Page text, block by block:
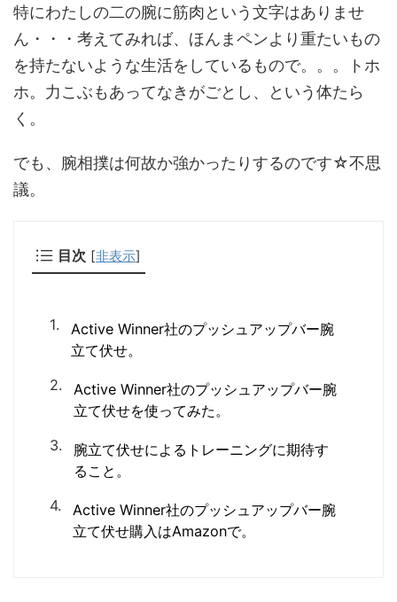
特にわたしの二の腕に筋肉という文字はありませ
ん・・・考えてみれば、ほんまペンより重たいもの
を持たないような生活をしているもので。。。トホ
ホ。力こぶもあってなきがごとし、という体たら
く。
でも、腕相撲は何故か強かったりするのです☆不思
議。
目次 [非表示]
Active Winner社のプッシュアップバー腕
立て伏せ。
Active Winner社のプッシュアップバー腕
立て伏せを使ってみた。
腕立て伏せによるトレーニングに期待す
ること。
Active Winner社のプッシュアップバー腕
立て伏せ購入はAmazonで。